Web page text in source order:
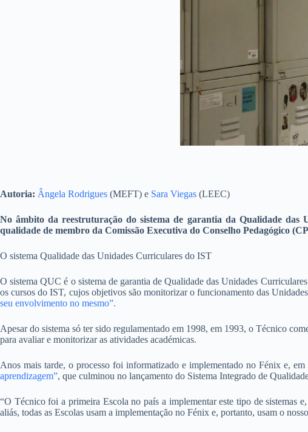
Autoria: Ângela Rodrigues (MEFT) e Sara Viegas (LEEC)
No âmbito da reestruturação do sistema de garantia da Qualidade
qualidade de membro da Comissão Executiva do Conselho Pedagógico
O sistema Qualidade das Unidades Curriculares do IST
O sistema QUC é o sistema de garantia de Qualidade das Unidades
os cursos do IST, cujos objetivos são monitorizar o funcionamento das
seu envolvimento no mesmo”.
Apesar do sistema só ter sido regulamentado em 1998, em 1993, o Técnico
para avaliar e monitorizar as atividades académicas.
Anos mais tarde, o processo foi informatizado e implementado no Fénix e,
aprendizagem”, que culminou no lançamento do Sistema Integrado de
“O Técnico foi a primeira Escola no país a implementar este tipo de sistemas e,
aliás, todas as Escolas usam a implementação no Fénix e, portanto, usam o